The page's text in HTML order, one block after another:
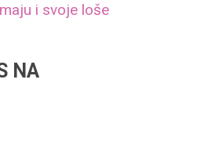
i svoje loše
NA